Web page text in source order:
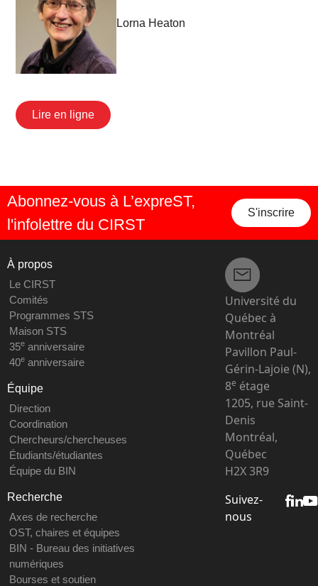
Lorna Heaton
Lire en ligne
Abonnez-vous à L’expreST,
l'infolettre du CIRST
S'inscrire
À propos
Le CIRST
Comités
Programmes STS
Maison STS
35eanniversaire
40eanniversaire
Équipe
Direction
Coordination
Chercheurs/chercheuses
Étudiants/étudiantes
Équipe du BIN
Recherche
Axes de recherche
OST, chaires et équipes
BIN - Bureau des initiatives
numériques
Bourses et soutien
Université du
Québec à
Montréal
Pavillon Paul-
Gérin-Lajoie (N),
8e étage
1205, rue Saint-
Denis
Montréal,
Québec
H2X 3R9
Suivez-
nous